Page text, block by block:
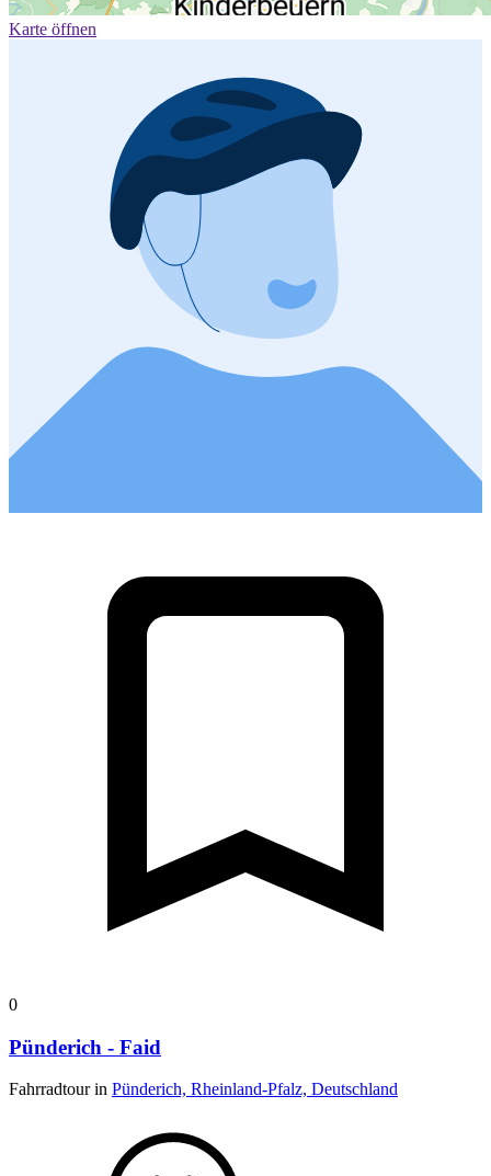
Karte öffnen
0
Pünderich - Faid
Fahrradtour in Pünderich, Rheinland-Pfalz, Deutschland